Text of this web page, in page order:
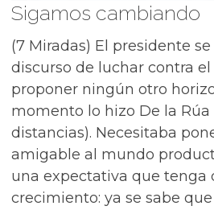
Sigamos cambiando
(7 Miradas) El presidente
discurso de luchar contra
proponer ningún otro
momento lo hizo De la Rúa
distancias). Necesitaba
amigable al mundo
una expectativa que tenga
crecimiento: ya se sabe